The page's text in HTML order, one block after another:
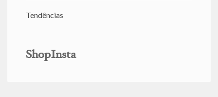
Tendências
ShopInsta